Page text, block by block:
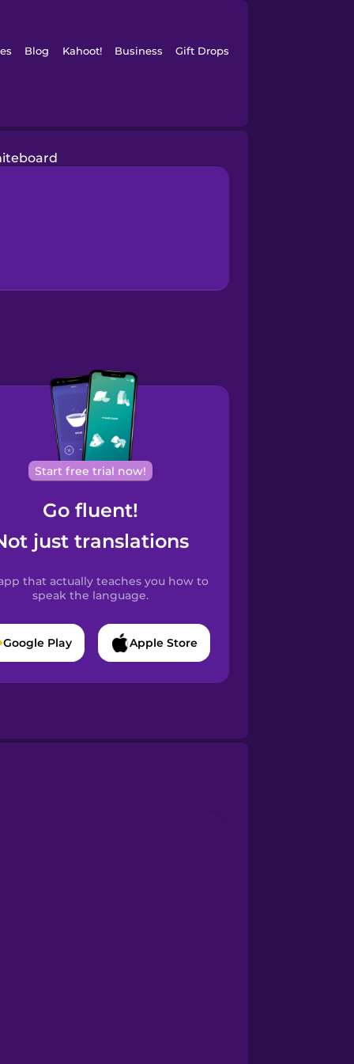
Blog Kahoot! Business Gift Drops
Start free trial now!
Go fluent!
just translations
that actually teaches you how to
speak the language.
Google Play Apple Store